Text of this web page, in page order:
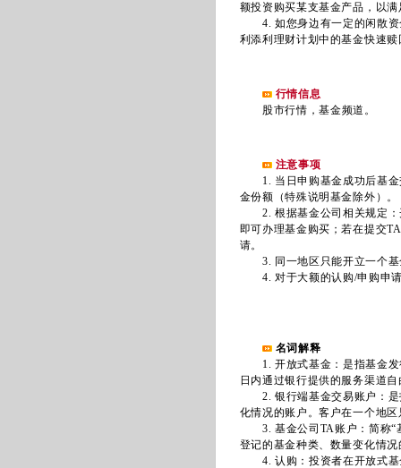
额投资购买某支基金产品，以
4. 如您身边有一定的闲散资
利添利理财计划中的基金快速
行情信息
股市行情 ，基金频道 。
注意事项
1. 当日申购基金成功后基金
金份额（特殊说明基金除外）。
2. 根据基金公司相关规定：
即可办理基金购买；若在提交
请。
3. 同一地区只能开立一个基
4. 对于大额的认购/申购申请
名词解释
1. 开放式基金：是指基金发
日内通过银行提供的服务渠道
2. 银行端基金交易账户：是
化情况的账户。客户在一个地
3. 基金公司TA账户：简称“
登记的基金种类、数量变化情
4. 认购：投资者在开放式基